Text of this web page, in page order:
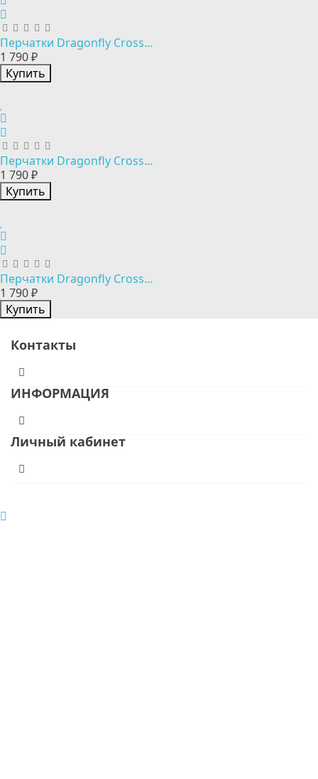
Перчатки Dragonfly Cross...
1 790 ₽
Купить
Перчатки Dragonfly Cross...
1 790 ₽
Купить
Перчатки Dragonfly Cross...
1 790 ₽
Купить
Контакты
ИНФОРМАЦИЯ
Личный кабинет